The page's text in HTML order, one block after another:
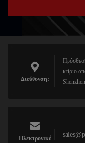
Διεύθυνση:
κτίριο
Ηλεκτρονικό